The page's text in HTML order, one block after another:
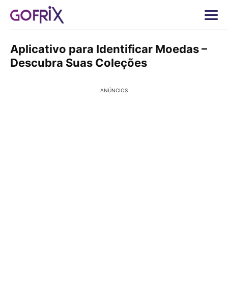
Aplicativo para Identificar Moedas –
Descubra Suas Coleções
ANÚNCIOS